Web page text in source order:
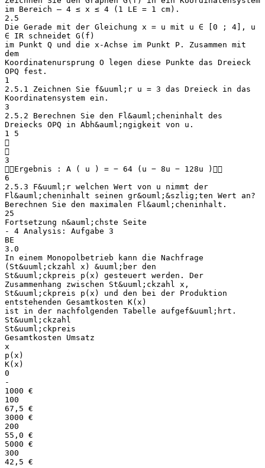
im Bereich – 4 ≤ x ≤ 4 (1 LE = 1 cm).
2.5
Die Gerade mit der Gleichung x = u mit u ∈ [0 ; 4], u
∈ IR schneidet G(f)
im Punkt Q und die x-Achse im Punkt P. Zusammen mit
dem
Koordinatenursprung O legen diese Punkte das Dreieck
OPQ fest.
1
2.5.1 Zeichnen Sie f&uuml;r u = 3 das Dreieck in das
Koordinatensystem ein.
3
2.5.2 Berechnen Sie den Fl&auml;cheninhalt des
Dreiecks OPQ in Abh&auml;ngigkeit von u.
1 5


3
Ergebnis : A ( u ) = − 64 (u − 8u − 128u )
6
2.5.3 F&uuml;r welchen Wert von u nimmt der
Fl&auml;cheninhalt seinen gr&ouml;&szlig;ten Wert an?
Berechnen Sie den maximalen Fl&auml;cheninhalt.
25
Fortsetzung n&auml;chste Seite
- 4 Analysis: Aufgabe 3
BE
3.0
In einem Monopolbetrieb kann die Nachfrage
(St&uuml;ckzahl x) &uuml;ber den
St&uuml;ckpreis p(x) gesteuert werden. Der
Zusammenhang zwischen St&uuml;ckzahl x,
St&uuml;ckpreis p(x) und den bei der Produktion
entstehenden Gesamtkosten K(x)
ist in der nachfolgenden Tabelle aufgef&uuml;hrt.
St&uuml;ckzahl
St&uuml;ckpreis
Gesamtkosten Umsatz
x
p(x)
K(x)
0
-
1000 €
100
67,5 €
3000 €
200
55,0 €
5000 €
300
42,5 €